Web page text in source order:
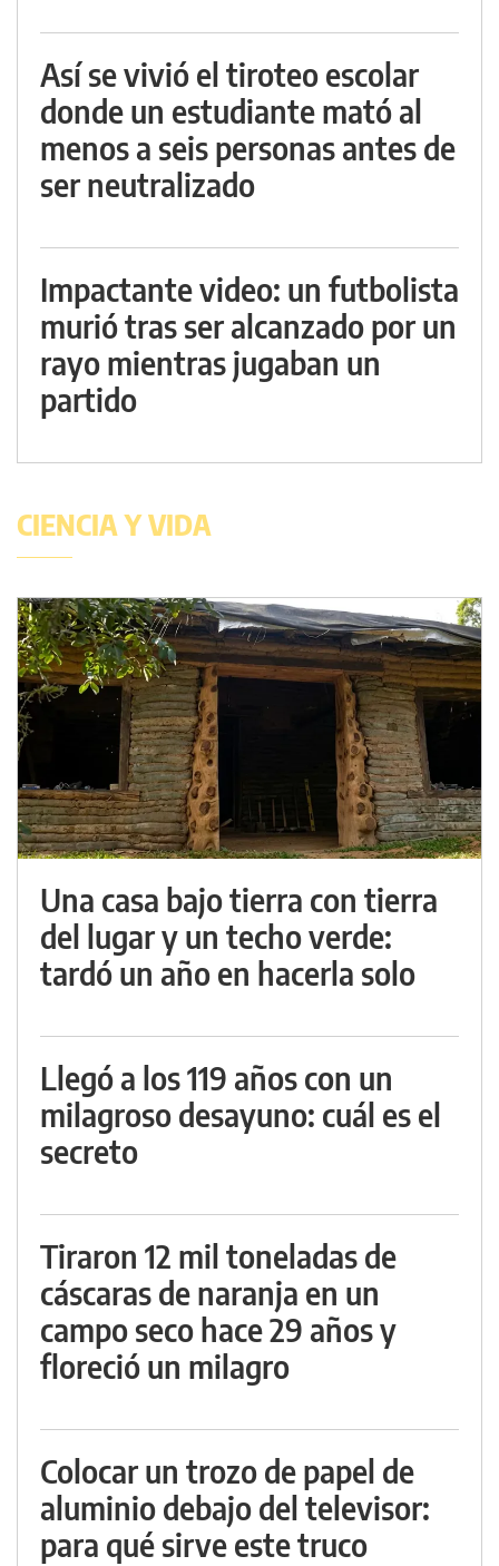
Así se vivió el tiroteo escolar
donde un estudiante mató al
menos a seis personas antes de
ser neutralizado
Impactante video: un futbolista
murió tras ser alcanzado por un
rayo mientras jugaban un
partido
CIENCIA Y VIDA
Una casa bajo tierra con tierra
del lugar y un techo verde:
tardó un año en hacerla solo
Llegó a los 119 años con un
milagroso desayuno: cuál es el
secreto
Tiraron 12 mil toneladas de
cáscaras de naranja en un
campo seco hace 29 años y
floreció un milagro
Colocar un trozo de papel de
aluminio debajo del televisor:
para qué sirve este truco